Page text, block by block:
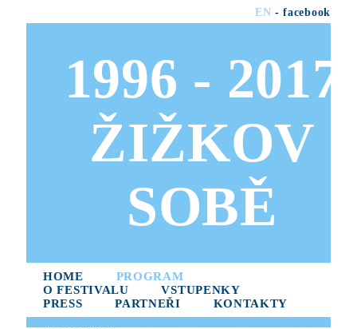
EN -facebook
1996 - 2017
ŽIŽKOV
SOBĚ
HOME
PROGRAM
O FESTIVALU
VSTUPENKY
PRESS
PARTNEŘI KONTAKTY